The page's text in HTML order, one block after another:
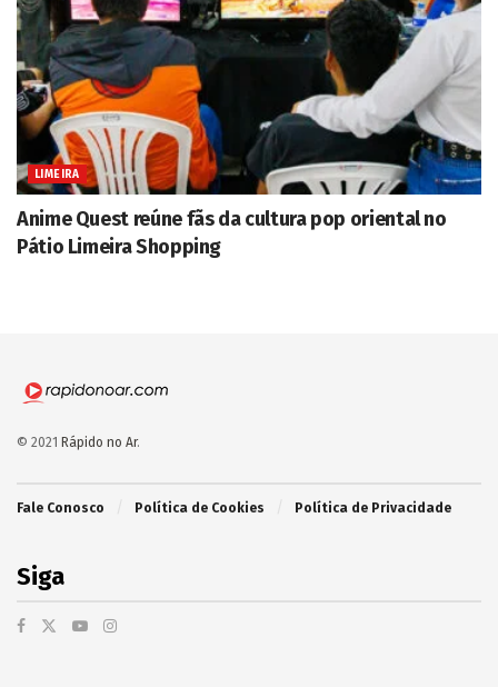
LIMEIRA
Anime Quest reúne fãs da cultura pop oriental no
Pátio Limeira Shopping
© 2021 Rápido no Ar.
Fale Conosco Política de Cookies Política de Privacidade
Siga